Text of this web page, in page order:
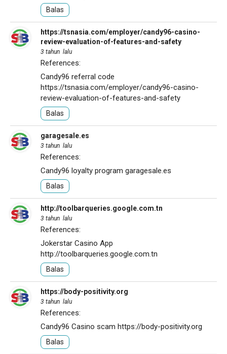
Balas
https://tsnasia.com/employer/candy96-casino-
review-evaluation-of-features-and-safety
3 tahun lalu
References:
Candy96 referral code
https://tsnasia.com/employer/candy96-casino-
review-evaluation-of-features-and-safety
Balas
garagesale.es
3 tahun lalu
References:
Candy96 loyalty program garagesale.es
Balas
http://toolbarqueries.google.com.tn
3 tahun lalu
References:
Jokerstar Casino App
http://toolbarqueries.google.com.tn
Balas
https://body-positivity.org
3 tahun lalu
References:
Candy96 Casino scam https://body-positivity.org
Balas